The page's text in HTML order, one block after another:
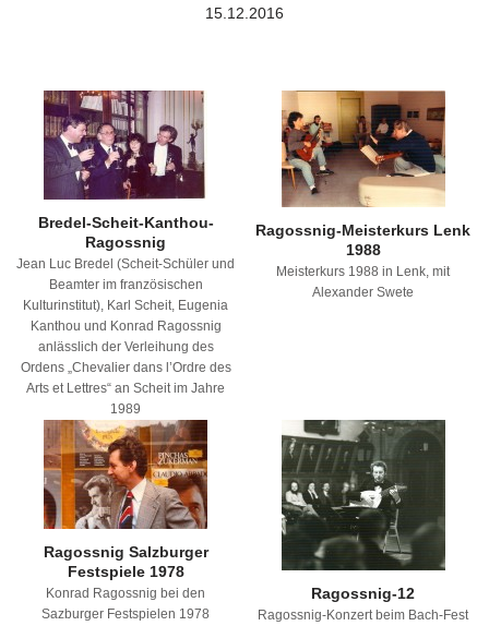
15.12.2016
Bredel-Scheit-Kanthou-
Ragossnig
Jean Luc Bredel (Scheit-Schüler und
Beamter im französischen
Kulturinstitut), Karl Scheit, Eugenia
Kanthou und Konrad Ragossnig
anlässlich der Verleihung des
Ordens „Chevalier dans l’Ordre des
Arts et Lettres“ an Scheit im Jahre
1989
Ragossnig-Meisterkurs Lenk
1988
Meisterkurs 1988 in Lenk, mit
Alexander Swete
Ragossnig Salzburger
Festspiele 1978
Konrad Ragossnig bei den
Sazburger Festspielen 1978
Ragossnig-12
Ragossnig-Konzert beim Bach-Fest